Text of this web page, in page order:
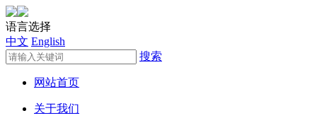
语言选择
中文 English
搜索
网站首页
关于我们